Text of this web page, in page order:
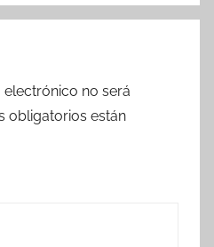
no será
obligatorios están